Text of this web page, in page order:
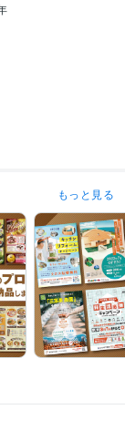
獲得
イン】カテゴリラン
年
もっと見る